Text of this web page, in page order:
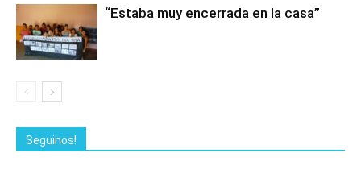
“Estaba muy encerrada en la casa”
Seguinos!